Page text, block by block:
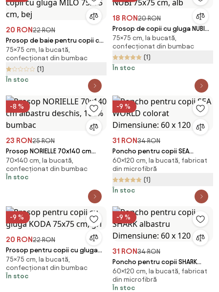
20 RON22 RON
Prosop de baie pentru copii cu
gluga MILO 75x75 cm, bej
75×75 cm, la bucată,
confecționat din bumbac
(1)
În stoc
18 RON20 RON
Prosop de copii cu gluga NUBI
75x75 cm, alb
75×75 cm, la bucată,
confecționat din bumbac
(1)
În stoc
-8 %
23 RON25 RON
Prosop NORIELLE 70x140 cm
albastru deschis, 100% bumbac
70×140 cm, la bucată,
confecționat din bumbac
În stoc
-9 %
31 RON34 RON
Poncho pentru copii SEA
WORLD colorat Dimensiune: 60
x 120 cm
60×120 cm, la bucată, fabricat
din microfibră
(1)
În stoc
-9 %
20 RON22 RON
Prosop pentru copii cu gluga
KODA 75x75 cm, gri
75×75 cm, la bucată,
confecționat din bumbac
În stoc
-9 %
31 RON34 RON
Poncho pentru copii SHARK
albastru Dimensiune: 60 x 120
cm
60×120 cm, la bucată, fabricat
din microfibră
În stoc